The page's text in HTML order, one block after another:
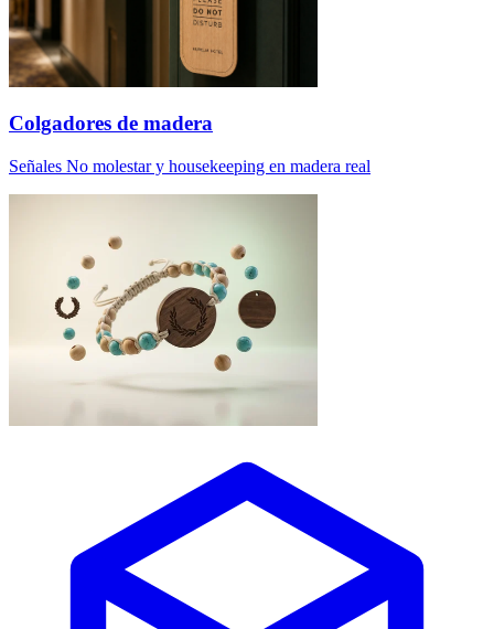
Colgadores de madera
Señales No molestar y housekeeping en madera real